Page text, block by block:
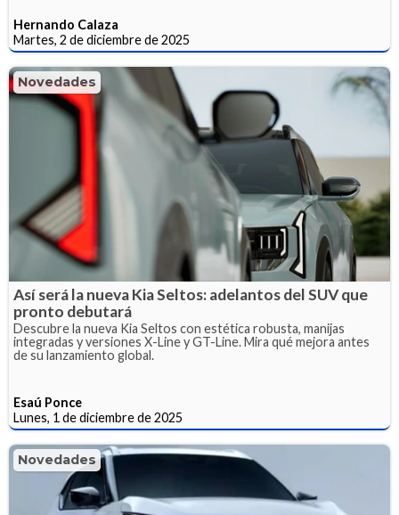
Hernando Calaza
Martes, 2 de diciembre de 2025
Novedades
Así será la nueva Kia Seltos: adelantos del SUV que
pronto debutará
Descubre la nueva Kia Seltos con estética robusta, manijas
integradas y versiones X-Line y GT-Line. Mira qué mejora antes
de su lanzamiento global.
Esaú Ponce
Lunes, 1 de diciembre de 2025
Novedades